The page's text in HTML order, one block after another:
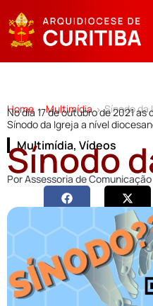
Home > Multimídia > Sínodo da
No dia 17 de outubro de 2021
Sínodo da Igreja a nível
Multimídia, Vídeos
Sínodo
PorAssessoria de Comunicação